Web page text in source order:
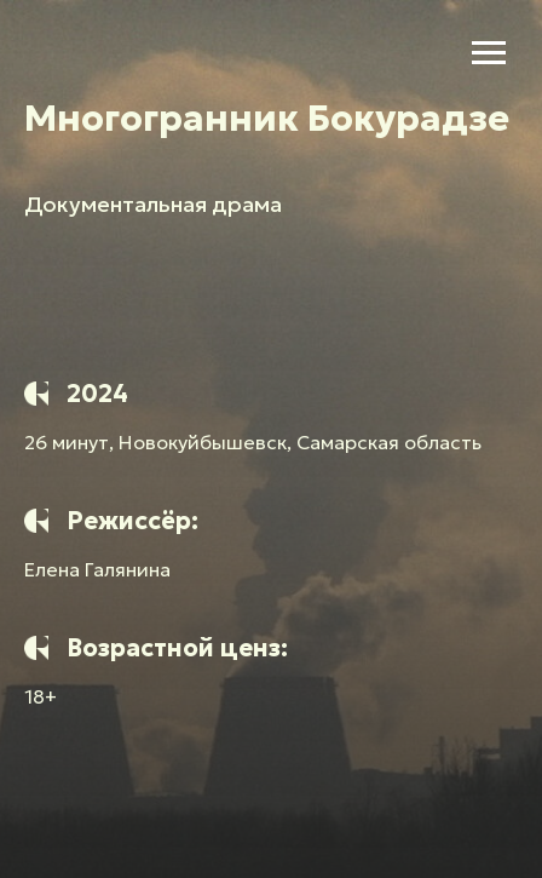
Многогранник Бокурадзе
Документальная драма
2024
26 минут, Новокуйбышевск, Самарская область
Режиссёр:
Елена Галянина
Возрастной ценз:
18+